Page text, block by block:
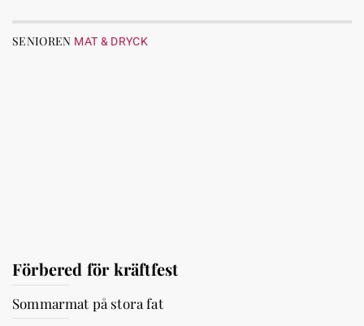
SENIOREN MAT & DRYCK
Förbered för kräftfest
Sommarmat på stora fat